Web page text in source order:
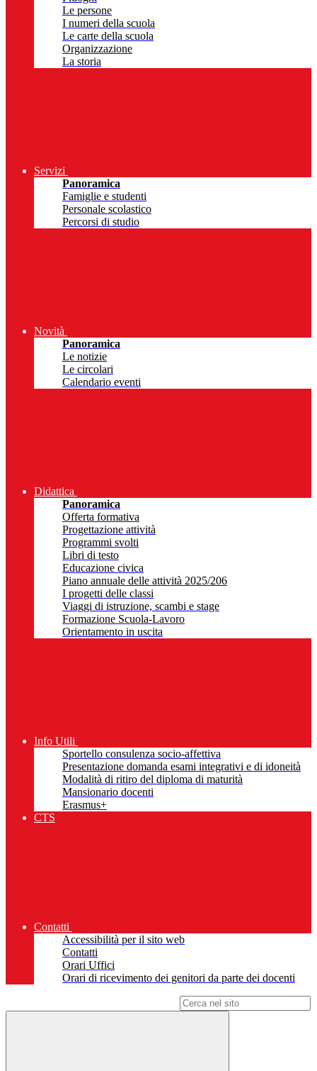
Le persone
I numeri della scuola
Le carte della scuola
Organizzazione
La storia
Servizi
Panoramica
Famiglie e studenti
Personale scolastico
Percorsi di studio
Novità
Panoramica
Le notizie
Le circolari
Calendario eventi
Didattica
Panoramica
Offerta formativa
Progettazione attività
Programmi svolti
Libri di testo
Educazione civica
Piano annuale delle attività 2025/206
I progetti delle classi
Viaggi di istruzione, scambi e stage
Formazione Scuola-Lavoro
Orientamento in uscita
Info Utili
Sportello consulenza socio-affettiva
Presentazione domanda esami integrativi e di idoneità
Modalità di ritiro del diploma di maturità
Mansionario docenti
Erasmus+
CTS
Contatti
Accessibilità per il sito web
Contatti
Orari Uffici
Orari di ricevimento dei genitori da parte dei docenti